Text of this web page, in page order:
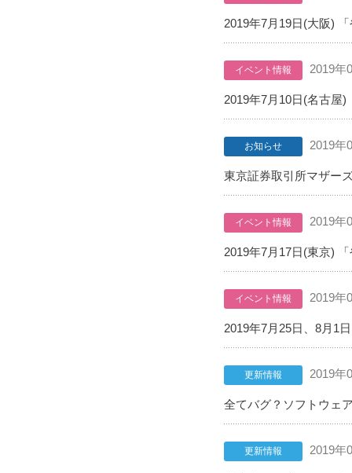
2019年7月19日(大阪)
イベント情報 2019年
2019年7月10日(名古屋
お知らせ 2019年
東京証券取引所マザー
イベント情報 2019年
2019年7月17日(東京)
イベント情報 2019年
2019年7月25日、8月1
更新情報 2019年
全てバグ？ソフトウェ
更新情報 2019年